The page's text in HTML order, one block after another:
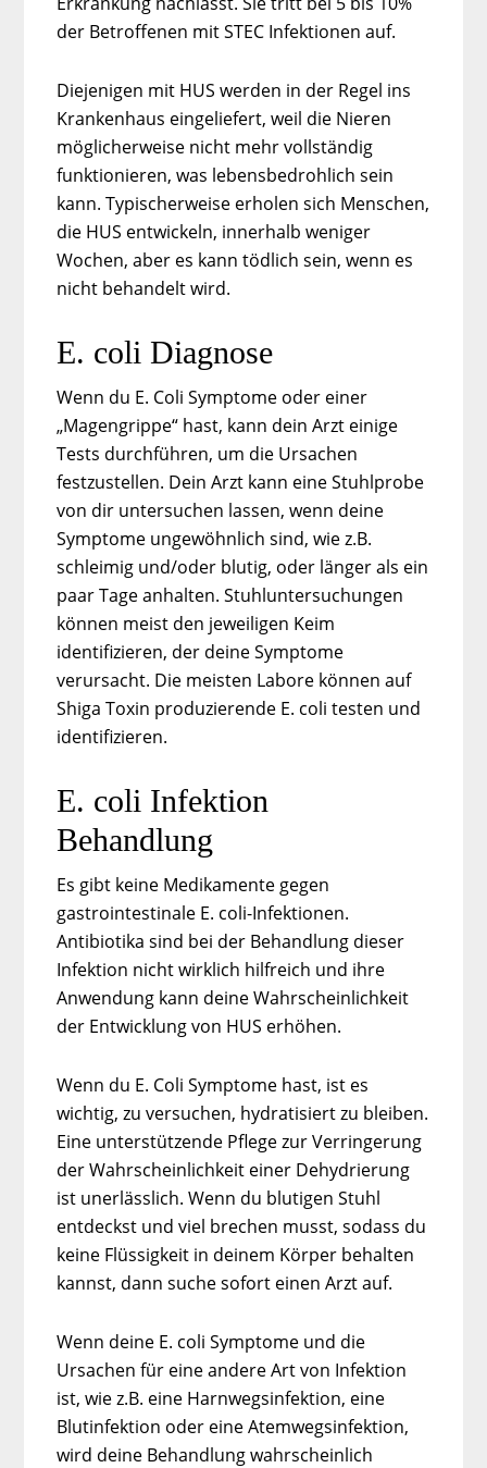
der Betroffenen mit STEC Infektionen auf.
Diejenigen mit HUS werden in der Regel ins
Krankenhaus eingeliefert, weil die Nieren
möglicherweise nicht mehr vollständig
funktionieren, was lebensbedrohlich sein
kann. Typischerweise erholen sich Menschen,
die HUS entwickeln, innerhalb weniger
Wochen, aber es kann tödlich sein, wenn es
nicht behandelt wird.
E. coli Diagnose
Wenn du E. Coli Symptome oder einer
„Magengrippe“ hast, kann dein Arzt einige
Tests durchführen, um die Ursachen
festzustellen. Dein Arzt kann eine Stuhlprobe
von dir untersuchen lassen, wenn deine
Symptome ungewöhnlich sind, wie z.B.
schleimig und/oder blutig, oder länger als ein
paar Tage anhalten. Stuhluntersuchungen
können meist den jeweiligen Keim
identifizieren, der deine Symptome
verursacht. Die meisten Labore können auf
Shiga Toxin produzierende E. coli testen und
identifizieren.
E. coli Infektion
Behandlung
Es gibt keine Medikamente gegen
gastrointestinale E. coli-Infektionen.
Antibiotika sind bei der Behandlung dieser
Infektion nicht wirklich hilfreich und ihre
Anwendung kann deine Wahrscheinlichkeit
der Entwicklung von HUS erhöhen.
Wenn du E. Coli Symptome hast, ist es
wichtig, zu versuchen, hydratisiert zu bleiben.
Eine unterstützende Pflege zur Verringerung
der Wahrscheinlichkeit einer Dehydrierung
ist unerlässlich. Wenn du blutigen Stuhl
entdeckst und viel brechen musst, sodass du
keine Flüssigkeit in deinem Körper behalten
kannst, dann suche sofort einen Arzt auf.
Wenn deine E. coli Symptome und die
Ursachen für eine andere Art von Infektion
ist, wie z.B. eine Harnwegsinfektion, eine
Blutinfektion oder eine Atemwegsinfektion,
wird deine Behandlung wahrscheinlich